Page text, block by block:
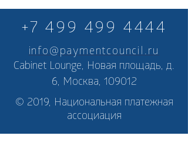
+7 499 499 4444
info@paymentcouncil.ru
Cabinet Lounge, Новая площадь, д.
6, Москва, 109012
© 2019, Национальная платежная
ассоциация